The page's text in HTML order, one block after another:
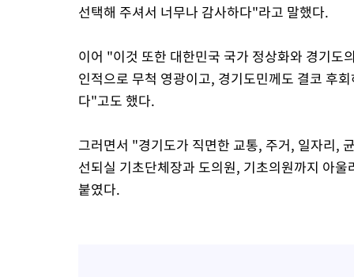
선택해 주셔서 너무나 감사하다"라고 말했다.
이어 "이것 또한 대한민국 국가 정상화와 경기도
인적으로 무척 영광이고, 경기도민께도 결코 후
다"고도 했다.
그러면서 "경기도가 직면한 교통, 주거, 일자리,
선되실 기초단체장과 도의원, 기초의원까지 아
붙였다.